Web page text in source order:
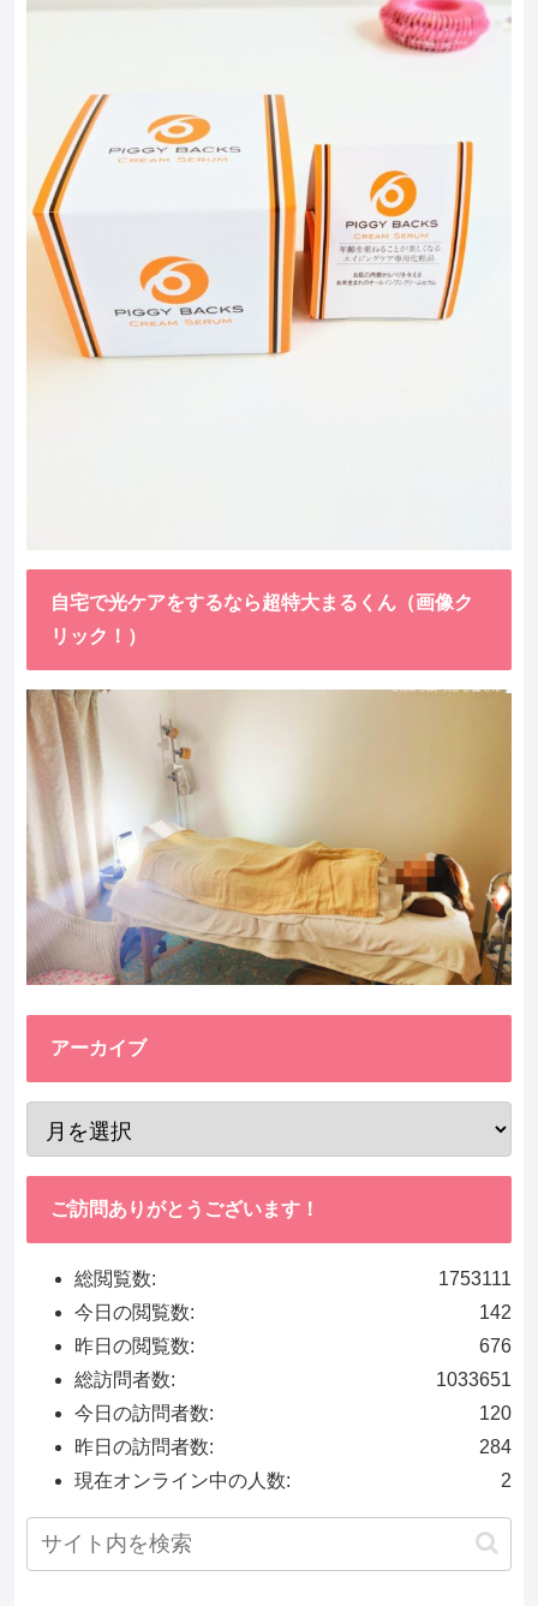
自宅で光ケアをするなら超特大まるくん（画像ク
リック！）
アーカイブ
ご訪問ありがとうございます！
1753111
総閲覧数:
142
今日の閲覧数:
676
昨日の閲覧数:
1033651
総訪問者数:
120
今日の訪問者数:
284
昨日の訪問者数:
2
現在オンライン中の人数: